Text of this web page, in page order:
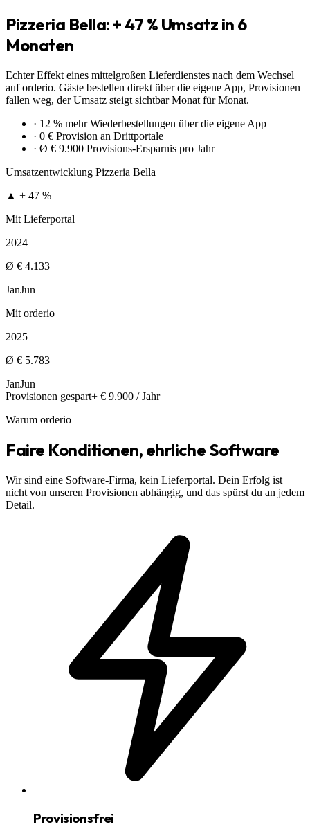
Pizzeria Bella: + 47 % Umsatz in 6
Monaten
Echter Effekt eines mittelgroßen Lieferdienstes nach dem Wechsel
auf orderio. Gäste bestellen direkt über die eigene App, Provisionen
fallen weg, der Umsatz steigt sichtbar Monat für Monat.
· 12 % mehr Wiederbestellungen über die eigene App
· 0 € Provision an Drittportale
· Ø € 9.900 Provisions-Ersparnis pro Jahr
Umsatzentwicklung Pizzeria Bella
▲ + 47 %
Mit Lieferportal
2024
Ø € 4.133
JanJun
Mit orderio
2025
Ø € 5.783
JanJun
Provisionen gespart+ € 9.900 / Jahr
Warum orderio
Faire Konditionen, ehrliche Software
Wir sind eine Software-Firma, kein Lieferportal. Dein Erfolg ist
nicht von unseren Provisionen abhängig, und das spürst du an jedem
Detail.
Provisionsfrei